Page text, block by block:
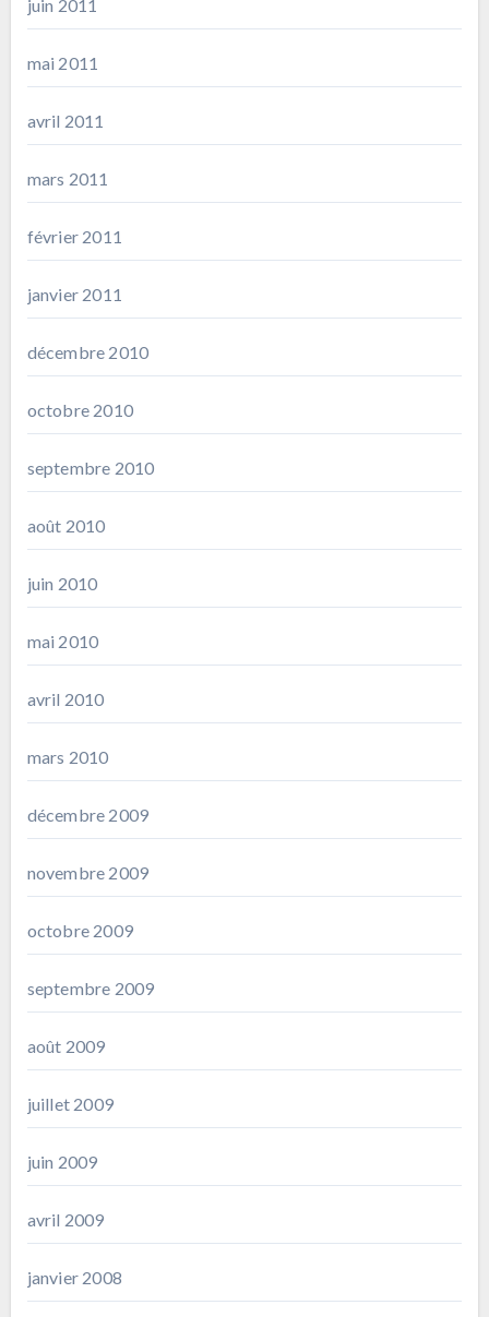
juin 2011
mai 2011
avril 2011
mars 2011
février 2011
janvier 2011
décembre 2010
octobre 2010
septembre 2010
août 2010
juin 2010
mai 2010
avril 2010
mars 2010
décembre 2009
novembre 2009
octobre 2009
septembre 2009
août 2009
juillet 2009
juin 2009
avril 2009
janvier 2008